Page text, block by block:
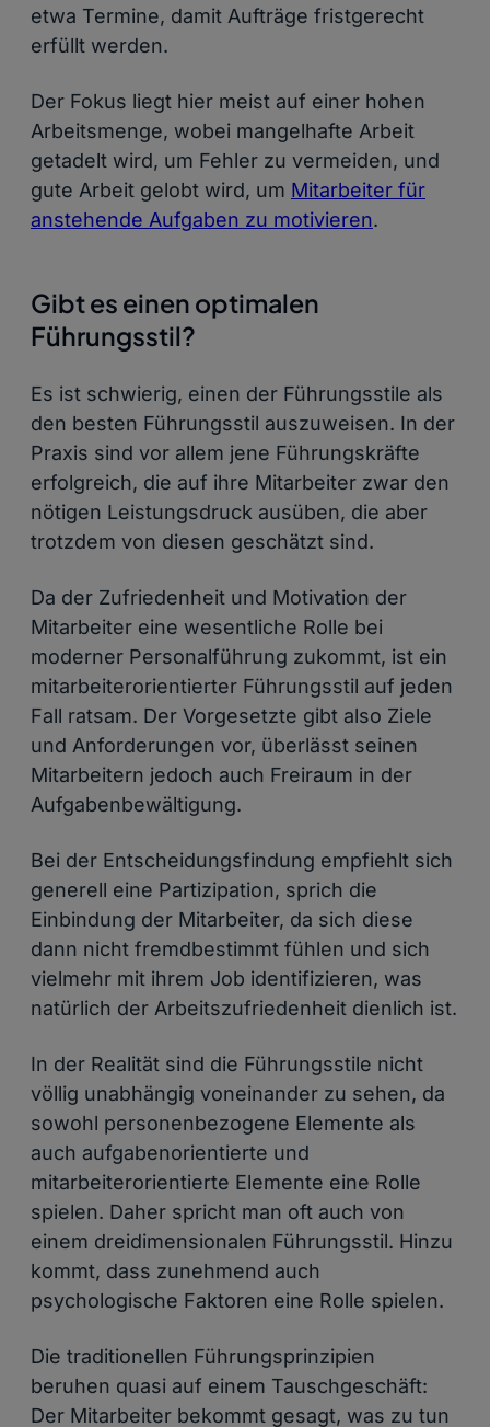
etwa Termine, damit Aufträge fristgerecht
erfüllt werden.
Der Fokus liegt hier meist auf einer hohen
Arbeitsmenge, wobei mangelhafte Arbeit
getadelt wird, um Fehler zu vermeiden, und
gute Arbeit gelobt wird, um Mitarbeiter für
anstehende Aufgaben zu motivieren.
Gibt es einen optimalen
Führungsstil?
Es ist schwierig, einen der Führungsstile als
den besten Führungsstil auszuweisen. In der
Praxis sind vor allem jene Führungskräfte
erfolgreich, die auf ihre Mitarbeiter zwar den
nötigen Leistungsdruck ausüben, die aber
trotzdem von diesen geschätzt sind.
Da der Zufriedenheit und Motivation der
Mitarbeiter eine wesentliche Rolle bei
moderner Personalführung zukommt, ist ein
mitarbeiterorientierter Führungsstil auf jeden
Fall ratsam. Der Vorgesetzte gibt also Ziele
und Anforderungen vor, überlässt seinen
Mitarbeitern jedoch auch Freiraum in der
Aufgabenbewältigung.
Bei der Entscheidungsfindung empfiehlt sich
generell eine Partizipation, sprich die
Einbindung der Mitarbeiter, da sich diese
dann nicht fremdbestimmt fühlen und sich
vielmehr mit ihrem Job identifizieren, was
natürlich der Arbeitszufriedenheit dienlich ist.
In der Realität sind die Führungsstile nicht
völlig unabhängig voneinander zu sehen, da
sowohl personenbezogene Elemente als
auch aufgabenorientierte und
mitarbeiterorientierte Elemente eine Rolle
spielen. Daher spricht man oft auch von
einem dreidimensionalen Führungsstil. Hinzu
kommt, dass zunehmend auch
psychologische Faktoren eine Rolle spielen.
Die traditionellen Führungsprinzipien
beruhen quasi auf einem Tauschgeschäft:
Der Mitarbeiter bekommt gesagt, was zu tun